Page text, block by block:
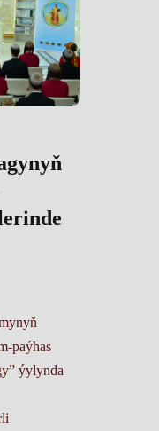
paýhas
ýylynda